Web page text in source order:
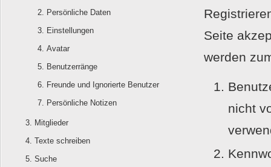
Persönliche Daten
Einstellungen
Avatar
Benutzerränge
Freunde und Ignorierte Benutzer
Persönliche Notizen
Mitglieder
Texte schreiben
Suche
Seite
werden
nicht